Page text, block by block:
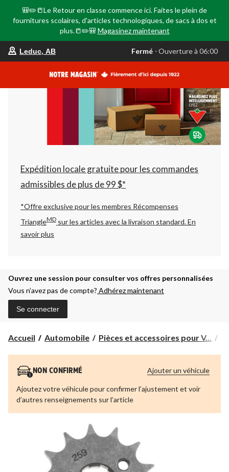
🎒✏️📒Le Retour en classe commence ici. Faites le plein de
fournitures scolaires, d'articles technologiques, de sacs à dos et
plus.📒✏️🎒 Magasinez maintenant
votre
est
AB,
Fermé,
Ouverture
à
06:00
changer
Leduc, AB Fermé ⋅ Ouverture à 06:00
Expédition locale gratuite pour les commandes
admissibles de plus de 99 $*
*Offre exclusive pour les membres Récompenses
TriangleMD sur les articles avec la livraison standard.En
savoir plus
Ouvrez une session pour consulter vos offres personnalisées
Vous n’avez pas de compte? Adhérez maintenant
Se connecter
Accueil Automobile Pièces et accessoires pour V...
NON CONFIRMÉ
Ajoutez votre véhicule pour confirmer l’ajustement et voir
d’autres renseignements sur l’article
Ajouter un véhicule